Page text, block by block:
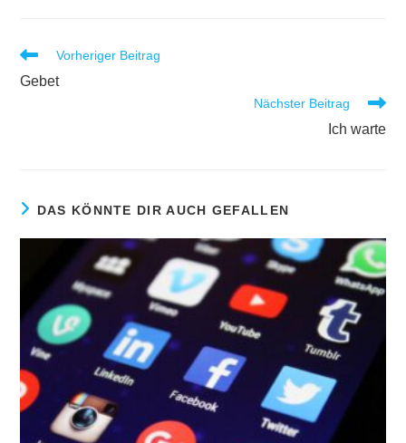
Vorheriger Beitrag
Gebet
Nächster Beitrag
Ich warte
DAS KÖNNTE DIR AUCH GEFALLEN